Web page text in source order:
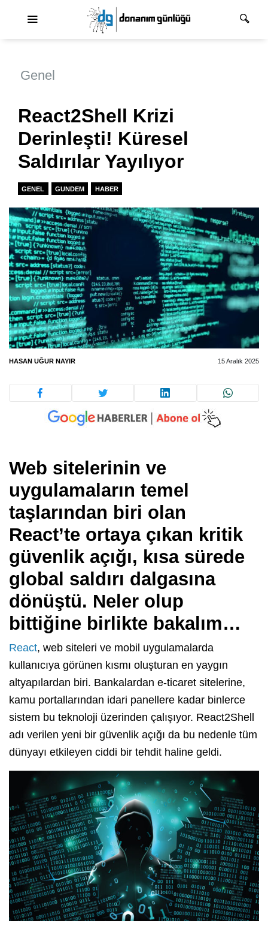
Genel
React2Shell Krizi
Derinleşti! Küresel
Saldırılar Yayılıyor
GENEL GUNDEM HABER
HASAN UĞUR NAYIR 15 Aralık 2025
Web sitelerinin ve
uygulamaların temel
taşlarından biri olan
React’te ortaya çıkan kritik
güvenlik açığı, kısa sürede
global saldırı dalgasına
dönüştü. Neler olup
bittiğine birlikte bakalım…
React, web siteleri ve mobil uygulamalarda
kullanıcıya görünen kısmı oluşturan en yaygın
altyapılardan biri. Bankalardan e-ticaret sitelerine,
kamu portallarından idari panellere kadar binlerce
sistem bu teknoloji üzerinden çalışıyor. React2Shell
adı verilen yeni bir güvenlik açığı da bu nedenle tüm
dünyayı etkileyen ciddi bir tehdit haline geldi.